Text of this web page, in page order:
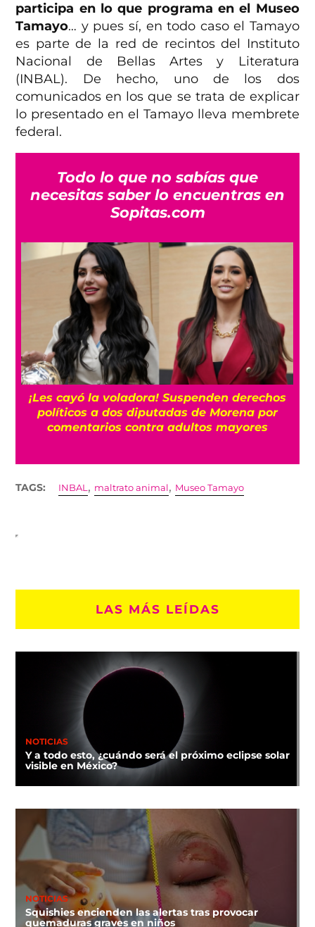
participa en lo que programa en el Museo
Tamayo… y pues sí, en todo caso el Tamayo
es parte de la red de recintos del Instituto
Nacional de Bellas Artes y Literatura
(INBAL). De hecho, uno de los dos
comunicados en los que se trata de explicar
lo presentado en el Tamayo lleva membrete
federal.
Todo lo que no sabías que
necesitas saber lo encuentras en
Sopitas.com
¡Les cayó la voladora! Suspenden derechos
políticos a dos diputadas de Morena por
comentarios contra adultos mayores
TAGS: INBAL , maltrato animal, Museo Tamayo
LAS MÁS LEÍDAS
NOTICIAS
Y a todo esto, ¿cuándo será el próximo eclipse solar
visible en México?
NOTICIAS
Squishies encienden las alertas tras provocar
quemaduras graves en niños